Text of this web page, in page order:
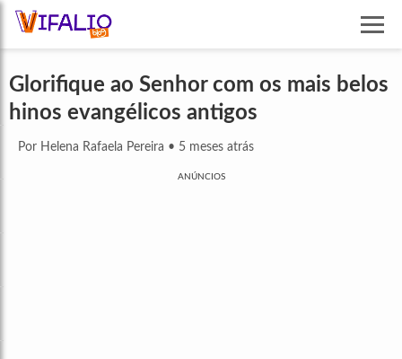
Glorifique ao Senhor com os mais belos
hinos evangélicos antigos
Por Helena Rafaela Pereira • 5 meses atrás
ANÚNCIOS